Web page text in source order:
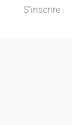
S’inscrire